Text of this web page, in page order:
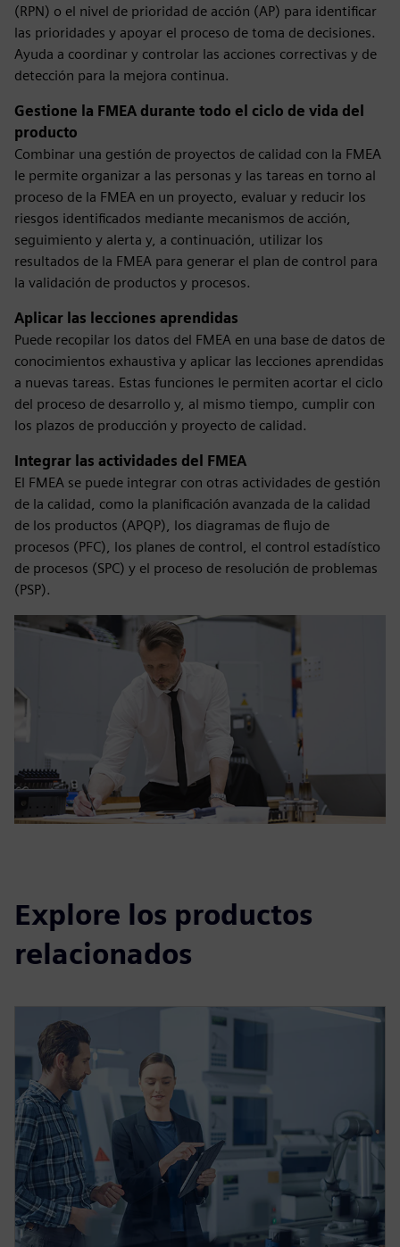
(RPN) o el nivel de prioridad de acción (AP) para identificar
las prioridades y apoyar el proceso de toma de decisiones.
Ayuda a coordinar y controlar las acciones correctivas y de
detección para la mejora continua.
Gestione la FMEA durante todo el ciclo de vida del
producto
Combinar una gestión de proyectos de calidad con la FMEA
le permite organizar a las personas y las tareas en torno al
proceso de la FMEA en un proyecto, evaluar y reducir los
riesgos identificados mediante mecanismos de acción,
seguimiento y alerta y, a continuación, utilizar los
resultados de la FMEA para generar el plan de control para
la validación de productos y procesos.
Aplicar las lecciones aprendidas
Puede recopilar los datos del FMEA en una base de datos de
conocimientos exhaustiva y aplicar las lecciones aprendidas
a nuevas tareas. Estas funciones le permiten acortar el ciclo
del proceso de desarrollo y, al mismo tiempo, cumplir con
los plazos de producción y proyecto de calidad.
Integrar las actividades del FMEA
El FMEA se puede integrar con otras actividades de gestión
de la calidad, como la planificación avanzada de la calidad
de los productos (APQP), los diagramas de flujo de
procesos (PFC), los planes de control, el control estadístico
de procesos (SPC) y el proceso de resolución de problemas
(PSP).
Explore los productos
relacionados